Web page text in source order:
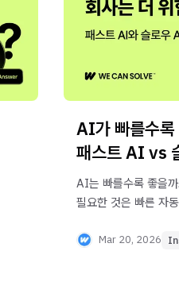
AI가 빠를수록
패스트 AI vs
AI는 빠를수록 좋을
필요한 것은 빠른 자
AI와 슬로우 AI의 차
Mar 20, 2026